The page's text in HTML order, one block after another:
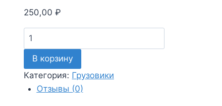
250,00 ₽
Количество
товара
Грузовик
30
В корзину
Категория: Грузовики
Отзывы (0)